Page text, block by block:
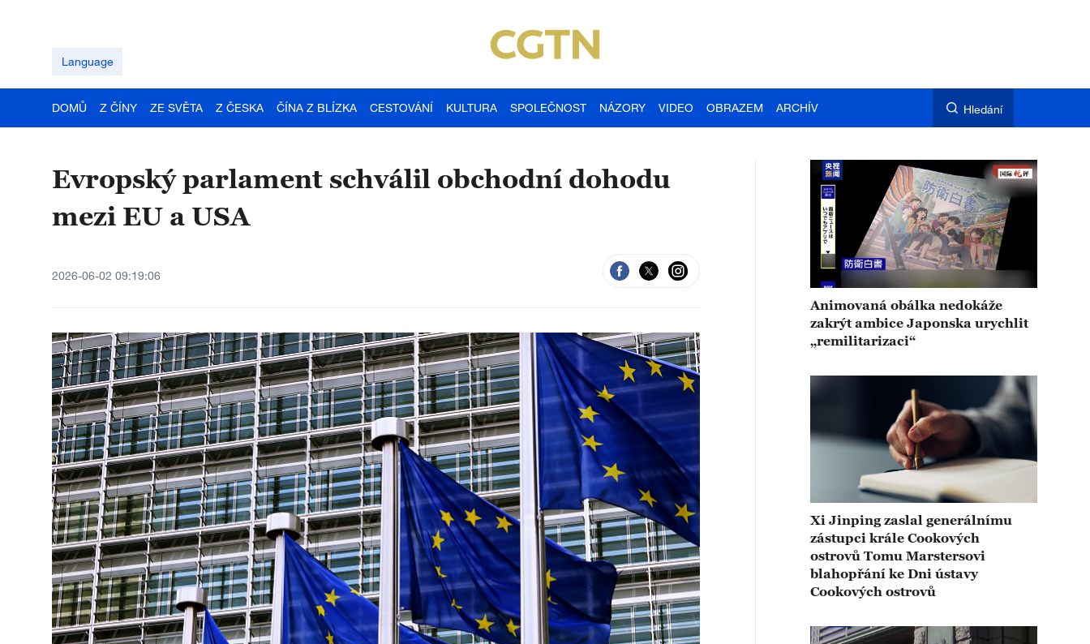
Language
DOMŮ Z ČÍNY ZE SVĚTA Z ČESKA ČÍNA Z BLÍZKA CESTOVÁNÍ KULTURA SPOLEČNOST NÁZORY VIDEO OBRAZEM ARCHÍV Hledání
Evropský parlament schválil obchodní dohodu
mezi EU a USA
2026-06-02 09:19:06
Animovaná obálka nedokáže
zakrýt ambice Japonska urychlit
„remilitarizaci“
Xi Jinping zaslal generálnímu
zástupci krále Cookových
ostrovů Tomu Marstersovi
blahopřání ke Dni ústavy
Cookových ostrovů